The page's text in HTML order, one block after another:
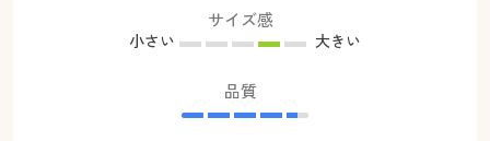
サイズ感
小さい 大きい
品質